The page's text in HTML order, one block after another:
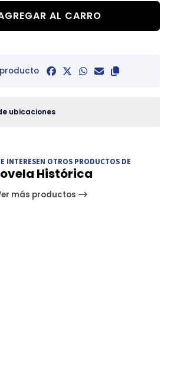
AL CARRO
ubicaciones
INTERESEN OTROS PRODUCTOS DE
Histórica
más productos